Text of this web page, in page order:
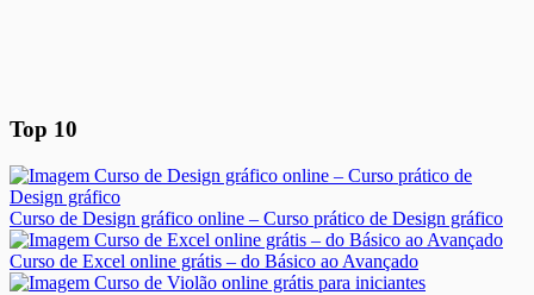
Top 10
Curso de Design gráfico online – Curso prático de Design gráfico
Curso de Excel online grátis – do Básico ao Avançado